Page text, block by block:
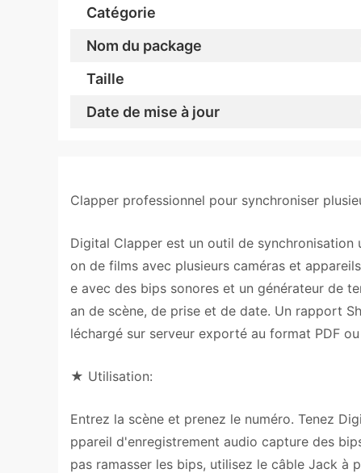
Catégorie
Nom du package
Taille
Date de mise à jour
Clapper professionnel pour synchroniser
Digital Clapper est un outil de
on de films avec plusieurs caméras et
e avec des bips sonores et un générateur de
an de scène, de prise et de date. Un rapport
léchargé sur serveur exporté au format PDF
★ Utilisation:
Entrez la scène et prenez le numéro. Tenez
ppareil d'enregistrement audio capture des
pas ramasser les bips, utilisez le câble Jack